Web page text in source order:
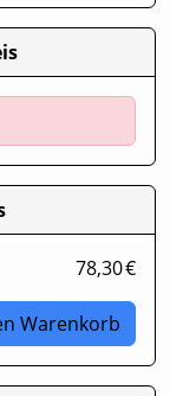
78,30 €
Warenkorb